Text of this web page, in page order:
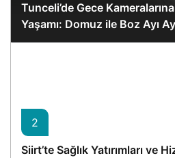
Tunceli’de Gece
Yaşamı: Domuz ile Boz Ayı
2
Siirt’te Sağlık Yatırımları ve